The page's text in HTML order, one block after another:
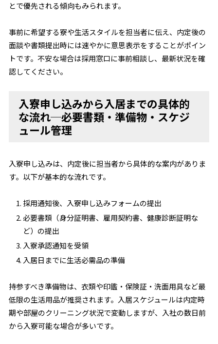
とで優先される傾向もみられます。
事前に希望する寮や生活スタイルを担当者に伝え、内定後の
面談や書類提出時には速やかに意思表示をすることがポイン
トです。不安な場合は採用窓口に事前相談し、最新状況を確
認してください。
入寮申し込みから入居までの具体的
な流れ─必要書類・準備物・スケジ
ュール管理
入寮申し込みは、内定後に担当者から具体的な案内がありま
す。以下が基本的な流れです。
採用通知後、入寮申し込みフォームの提出
必要書類（身分証明書、雇用契約書、健康診断証明な
ど）の提出
入寮承認通知を受領
入居日までに生活必需品の準備
持参すべき準備物は、衣類や印鑑・保険証・洗面用具など最
低限の生活用品が推奨されます。入居スケジュールは内定時
期や部屋のクリーニング状況で変動しますが、入社の数日前
から入寮可能な場合が多いです。